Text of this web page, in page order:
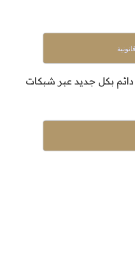
دائم بكل جديد عبر شبكات